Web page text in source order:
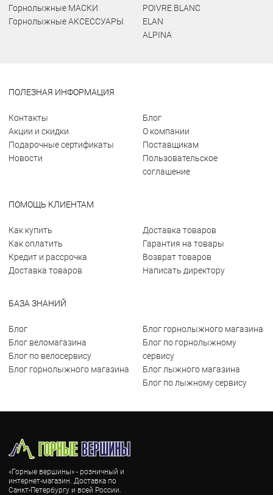
Горнолыжные МАСКИ
Горнолыжные АКСЕССУАРЫ
POIVRE BLANC
ELAN
ALPINA
ПОЛЕЗНАЯ ИНФОРМАЦИЯ
Контакты
Акции и скидки
Подарочные сертификаты
Новости
Блог
О компании
Поставщикам
Пользовательское
соглашение
ПОМОЩЬ КЛИЕНТАМ
Как купить
Как оплатить
Кредит и рассрочка
Доставка товаров
Доставка товаров
Гарантия на товары
Возврат товаров
Написать директору
БАЗА ЗНАНИЙ
Блог
Блог веломагазина
Блог по велосервису
Блог горнолыжного магазина
Блог горнолыжного магазина
Блог по горнолыжному
сервису
Блог лыжного магазина
Блог по лыжному сервису
«Горные вершины» - розничный и
интернет-магазин. Доставка по
Санкт-Петербургу и всей России.